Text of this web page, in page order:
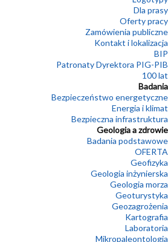
Dla prasy
Oferty pracy
Zamówienia publiczne
Kontakt i lokalizacja
BIP
Patronaty Dyrektora PIG-PIB
100 lat
Badania
Bezpieczeństwo energetyczne
Energia i klimat
Bezpieczna infrastruktura
Geologia a zdrowie
Badania podstawowe
OFERTA
Geofizyka
Geologia inżynierska
Geologia morza
Geoturystyka
Geozagrożenia
Kartografia
Laboratoria
Mikropaleontologia